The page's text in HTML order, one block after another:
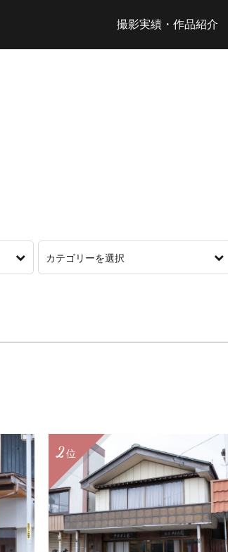
撮影実績・作品紹介
カテゴリーを選択
位
2